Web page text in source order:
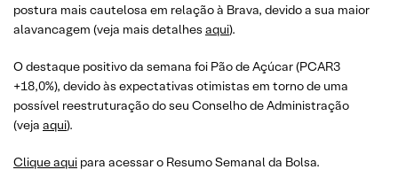
postura mais cautelosa em relação à Brava, devido a sua maior
alavancagem (veja mais detalhes aqui).
O destaque positivo da semana foi Pão de Açúcar (PCAR3
+18,0%), devido às expectativas otimistas em torno de uma
possível reestruturação do seu Conselho de Administração
(veja aqui).
Clique aqui para acessar o Resumo Semanal da Bolsa.